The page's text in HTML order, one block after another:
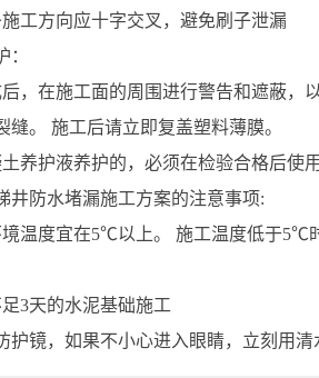
方向应十字交叉，避免刷子泄漏
在施工面的周围进行警告和遮蔽，以
缝。 施工后请立即复盖塑料薄膜。
护液养护的，必须在检验合格后使用
防水堵漏施工方案的注意事项:
度宜在5℃以上。 施工温度低于5℃时
天的水泥基础施工
镜，如果不小心进入眼睛，立刻用清